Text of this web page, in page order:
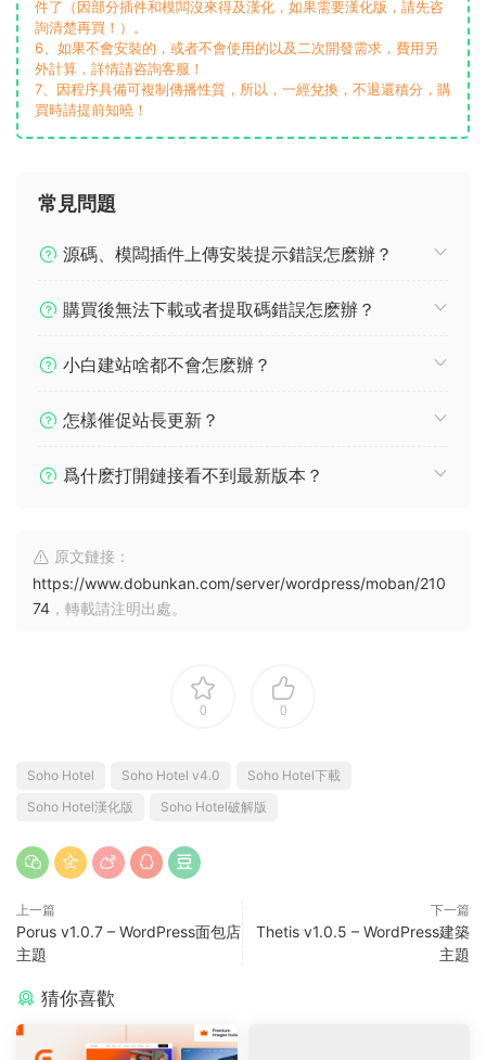
件了（因部分插件和模闆沒來得及漢化，如果需要漢化版，請先咨
詢清楚再買！）。
6、如果不會安裝的，或者不會使用的以及二次開發需求，費用另
外計算，詳情請咨詢客服！
7、因程序具備可複制傳播性質，所以，一經兌換，不退還積分，購
買時請提前知曉！
常見問題
源碼、模闆插件上傳安裝提示錯誤怎麽辦？
購買後無法下載或者提取碼錯誤怎麽辦？
小白建站啥都不會怎麽辦？
怎樣催促站長更新？
爲什麽打開鏈接看不到最新版本？
原文鏈接：
https://www.dobunkan.com/server/wordpress/moban/210
74 ，轉載請注明出處。
0 0
Soho Hotel Soho Hotel v4.0
Soho Hotel下載
Soho Hotel漢化版
Soho Hotel破解版
上一篇
Porus v1.0.7 – WordPress面包店
主題
下一篇
Thetis v1.0.5 – WordPress建築
主題
猜你喜歡